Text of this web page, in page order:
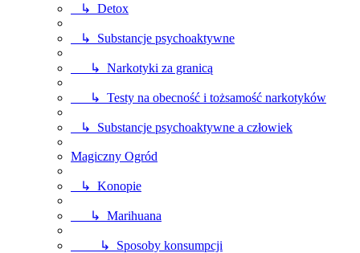
↳ Detox
↳ Substancje psychoaktywne
↳ Narkotyki za granicą
↳ Testy na obecność i tożsamość narkotyków
↳ Substancje psychoaktywne a człowiek
Magiczny Ogród
↳ Konopie
↳ Marihuana
↳ Sposoby konsumpcji